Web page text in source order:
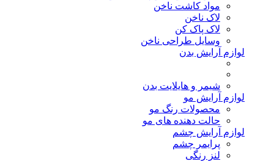
مواد کاشت ناخن
لاک ناخن
لاک پاک کن
وسایل طراحی ناخن
لوازم آرایش بدن
شیمر و هایلایت بدن
لوازم آرایش مو
محصولات رنگ مو
حالت دهنده های مو
لوازم آرایش چشم
پرایمر چشم
لنز رنگی